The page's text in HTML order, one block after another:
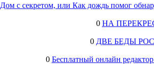
Дом с секретом, или Как дождь помог
0 НА
0 ДВЕ БЕДЫ
0 Бесплатный онлайн